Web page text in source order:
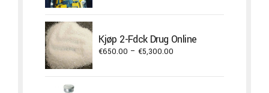
€3,000.00
Kjøp 2-Fdck Drug Online
€650.00 – €5,300.00